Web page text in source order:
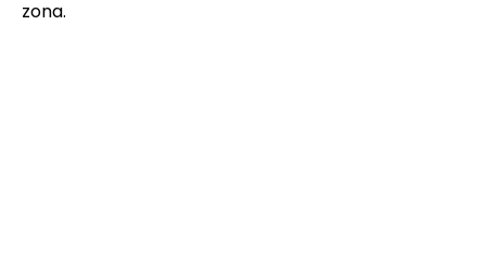
zona.